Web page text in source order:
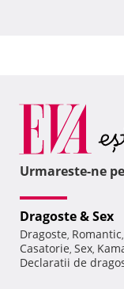
Urmareste-ne pe
Dragoste & Sex
Dragoste, Romantic,
Casatorie, Sex,
Declaratii de